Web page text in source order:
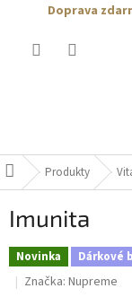
Doprava
DomůProdukty
Imunita
Novinka Dárkové
Značka: Nupreme